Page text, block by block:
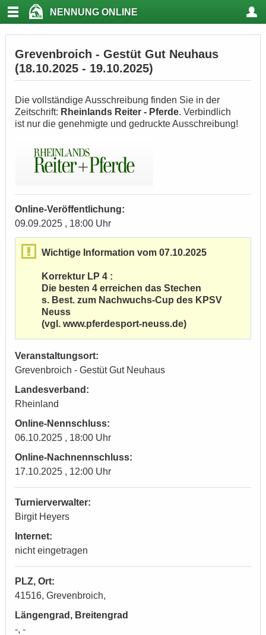
NENNUNG ONLINE
Grevenbroich - Gestüt Gut Neuhaus
(18.10.2025 - 19.10.2025)
Die vollständige Ausschreibung finden Sie in der
Zeitschrift: Rheinlands Reiter - Pferde. Verbindlich
ist nur die genehmigte und gedruckte Ausschreibung!
Online-Veröffentlichung:
09.09.2025 , 18:00 Uhr
Wichtige Information vom 07.10.2025
Korrektur LP 4 :
Die besten 4 erreichen das Stechen
s. Best. zum Nachwuchs-Cup des KPSV
Neuss
(vgl. www.pferdesport-neuss.de)
Veranstaltungsort:
Grevenbroich - Gestüt Gut Neuhaus
Landesverband:
Rheinland
Online-Nennschluss:
06.10.2025 , 18:00 Uhr
Online-Nachnennschluss:
17.10.2025 , 12:00 Uhr
Turnierverwalter:
Birgit Heyers
Internet:
nicht eingetragen
PLZ, Ort:
41516, Grevenbroich,
Längengrad, Breitengrad
-, -